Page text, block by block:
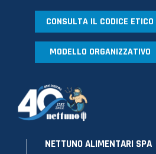
CONSULTA IL CODICE ETICO
MODELLO ORGANIZZATIVO
NETTUNO ALIMENTARI SPA